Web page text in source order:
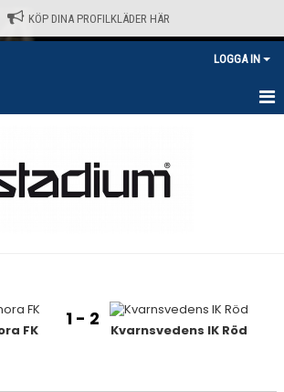
KÖP DINA PROFILKLÄDER HÄR
LOGGA IN
FK
1 - 2
Kvarnsvedens IK Röd